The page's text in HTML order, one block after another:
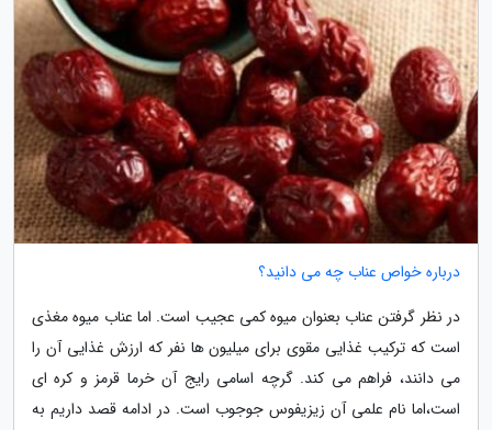
درباره خواص عناب چه می دانید؟
در نظر گرفتن عناب بعنوان میوه کمی عجیب است. اما عناب میوه مغذی
است که ترکیب غذایی مقوی برای میلیون ها نفر که ارزش غذایی آن را
می دانند، فراهم می کند. گرچه اسامی رایج آن خرما قرمز و کره ای
است،اما نام علمی آن زیزیفوس جوجوب است. در ادامه قصد داریم به